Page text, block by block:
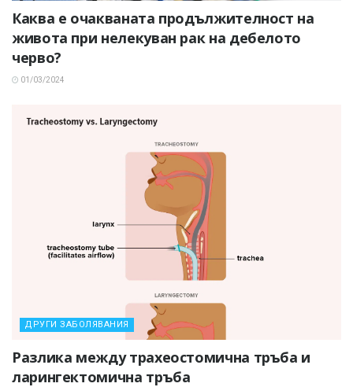
Каква е очакваната продължителност на
живота при нелекуван рак на дебелото
черво?
01/03/2024
ДРУГИ ЗАБОЛЯВАНИЯ
Разлика между трахеостомична тръба и
ларингектомична тръба